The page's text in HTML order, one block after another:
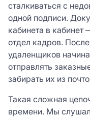
сталкиваться с
одной подписи.
кабинета в кабинет
отдел кадров.
удаленщиков
отправлять
забирать их из
Такая сложная
времени. Мы